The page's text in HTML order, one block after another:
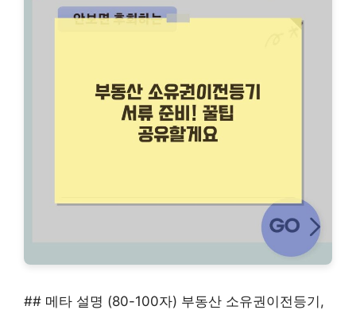
## 메타 설명 (80-100자) 부동산 소유권이전등기,